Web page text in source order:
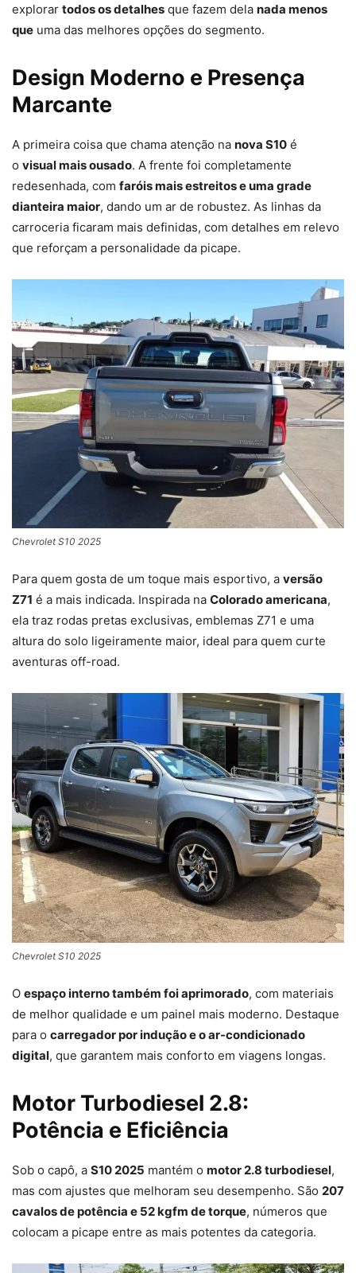
explorar todos os detalhes que fazem dela nada menos
que uma das melhores opções do segmento.
Design Moderno e Presença
Marcante
A primeira coisa que chama atenção na nova S10 é
o visual mais ousado. A frente foi completamente
redesenhada, com faróis mais estreitos e uma grade
dianteira maior, dando um ar de robustez. As linhas da
carroceria ficaram mais definidas, com detalhes em relevo
que reforçam a personalidade da picape.
Chevrolet S10 2025
Para quem gosta de um toque mais esportivo, a versão
Z71 é a mais indicada. Inspirada na Colorado americana,
ela traz rodas pretas exclusivas, emblemas Z71 e uma
altura do solo ligeiramente maior, ideal para quem curte
aventuras off-road.
Chevrolet S10 2025
O espaço interno também foi aprimorado, com materiais
de melhor qualidade e um painel mais moderno. Destaque
para o carregador por indução e o ar-condicionado
digital, que garantem mais conforto em viagens longas.
Motor Turbodiesel 2.8:
Potência e Eficiência
Sob o capô, a S10 2025 mantém o motor 2.8 turbodiesel,
mas com ajustes que melhoram seu desempenho. São 207
cavalos de potência e 52 kgfm de torque, números que
colocam a picape entre as mais potentes da categoria.